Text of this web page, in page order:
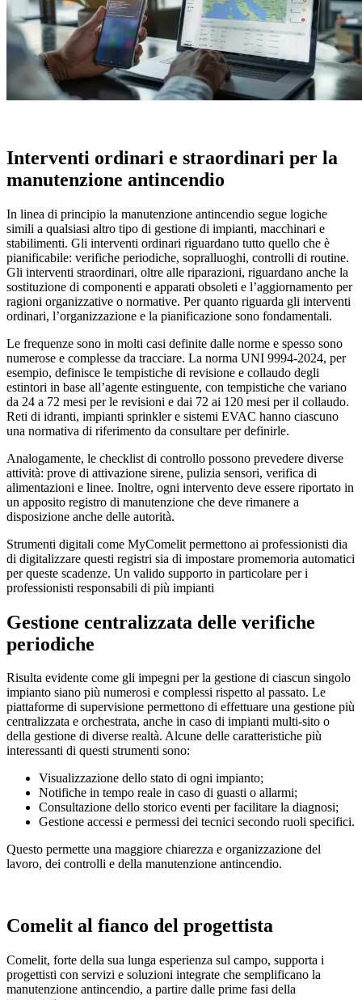
Interventi ordinari e straordinari per la
manutenzione antincendio
In linea di principio la manutenzione antincendio segue logiche
simili a qualsiasi altro tipo di gestione di impianti, macchinari e
stabilimenti. Gli interventi ordinari riguardano tutto quello che è
pianificabile: verifiche periodiche, sopralluoghi, controlli di routine.
Gli interventi straordinari, oltre alle riparazioni, riguardano anche la
sostituzione di componenti e apparati obsoleti e l’aggiornamento per
ragioni organizzative o normative. Per quanto riguarda gli interventi
ordinari, l’organizzazione e la pianificazione sono fondamentali.
Le frequenze sono in molti casi definite dalle norme e spesso sono
numerose e complesse da tracciare. La norma UNI 9994-2024, per
esempio, definisce le tempistiche di revisione e collaudo degli
estintori in base all’agente estinguente, con tempistiche che variano
da 24 a 72 mesi per le revisioni e dai 72 ai 120 mesi per il collaudo.
Reti di idranti, impianti sprinkler e sistemi EVAC hanno ciascuno
una normativa di riferimento da consultare per definirle.
Analogamente, le checklist di controllo possono prevedere diverse
attività: prove di attivazione sirene, pulizia sensori, verifica di
alimentazioni e linee. Inoltre, ogni intervento deve essere riportato in
un apposito registro di manutenzione che deve rimanere a
disposizione anche delle autorità.
Strumenti digitali come MyComelit permettono ai professionisti dia
di digitalizzare questi registri sia di impostare promemoria automatici
per queste scadenze. Un valido supporto in particolare per i
professionisti responsabili di più impianti
Gestione centralizzata delle verifiche
periodiche
Risulta evidente come gli impegni per la gestione di ciascun singolo
impianto siano più numerosi e complessi rispetto al passato. Le
piattaforme di supervisione permettono di effettuare una gestione più
centralizzata e orchestrata, anche in caso di impianti multi-sito o
della gestione di diverse realtà. Alcune delle caratteristiche più
interessanti di questi strumenti sono:
Visualizzazione dello stato di ogni impianto;
Notifiche in tempo reale in caso di guasti o allarmi;
Consultazione dello storico eventi per facilitare la diagnosi;
Gestione accessi e permessi dei tecnici secondo ruoli specifici.
Questo permette una maggiore chiarezza e organizzazione del
lavoro, dei controlli e della manutenzione antincendio.
Comelit al fianco del progettista
Comelit, forte della sua lunga esperienza sul campo, supporta i
progettisti con servizi e soluzioni integrate che semplificano la
manutenzione antincendio, a partire dalle prime fasi della